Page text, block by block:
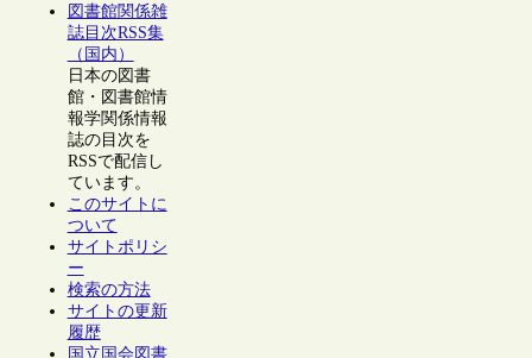
図書館関係雑
誌目次RSS集
（国内）
日本の図書
館・図書館情
報学関係情報
誌の目次を
RSSで配信し
ています。
このサイトに
ついて
サイトポリシ
ー
検索の方法
サイトの更新
履歴
国立国会図書